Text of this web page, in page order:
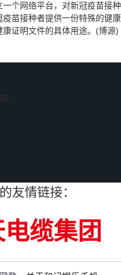
个网络平台，对新冠疫苗接种
苗接种者提供一份特殊的健康
证明文件的具体用途。(博源)
友情链接：
缆集团